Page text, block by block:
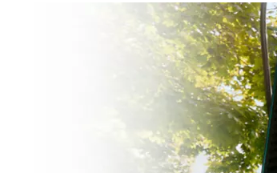
elettrica è gestito da Plenitude On The Road